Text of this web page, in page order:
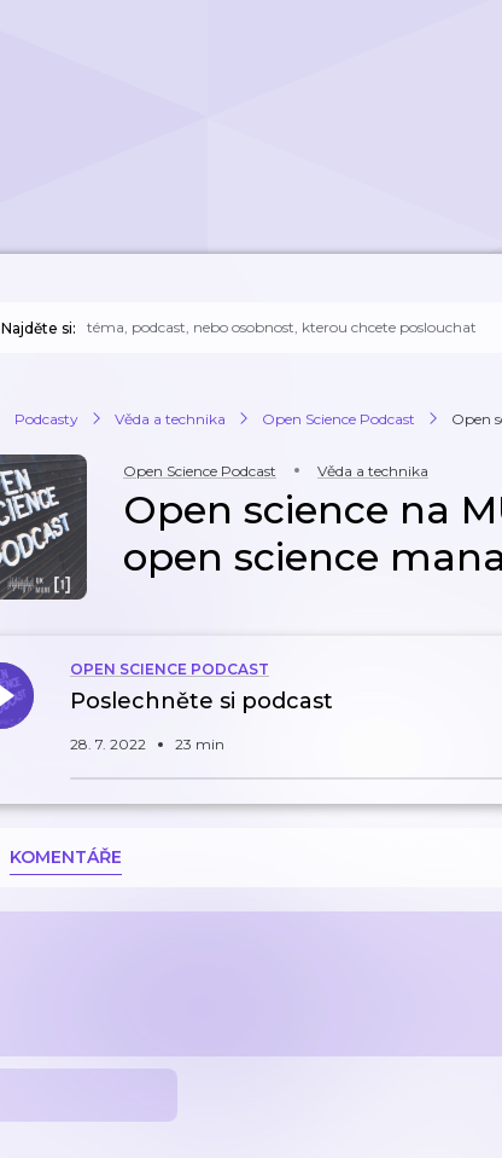
Najděte si:
Podcasty Věda a technika Open Science Podcast Open
Open Science Podcast Věda a technika
Open science na
open science
OPEN SCIENCE PODCAST
Poslechněte si podcast
28. 7. 2022 23 min
KOMENTÁŘE